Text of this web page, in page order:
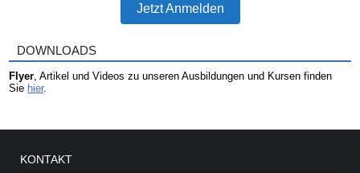
Jetzt Anmelden
DOWNLOADS
Flyer , Artikel und Videos zu unseren Ausbildungen und Kursen finden
Sie hier.
KONTAKT